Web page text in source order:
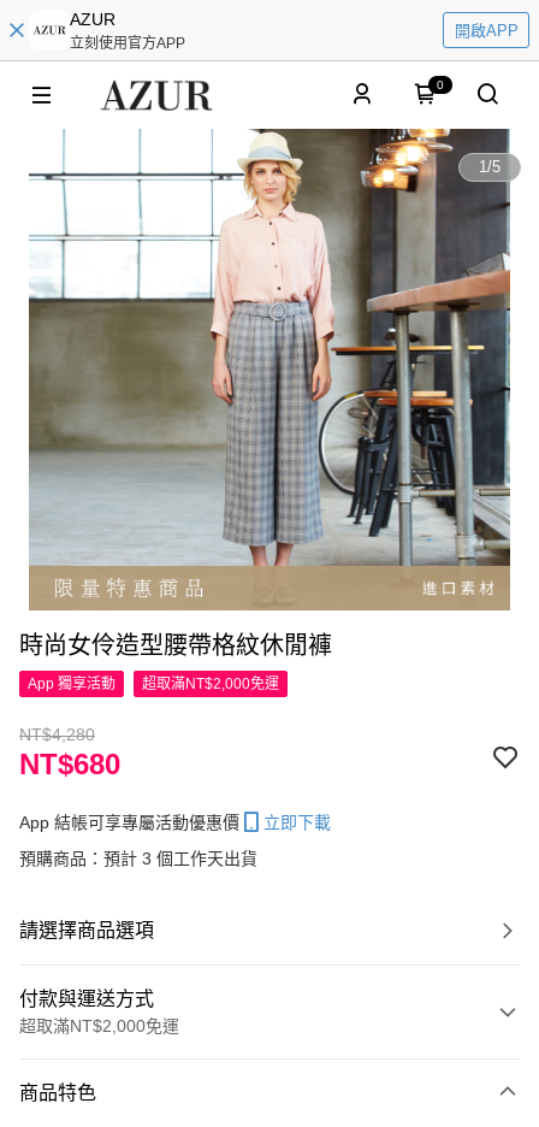
AZUR
立刻使用官方APP
開啟APP
0
1/5
時尚女伶造型腰帶格紋休閒褲
App 獨享活動 超取滿NT$2,000免運
NT$4,280
NT$680
App 結帳可享專屬活動優惠價
立即下載
預購商品：預計 3 個工作天出貨
請選擇商品選項
付款與運送方式
超取滿NT$2,000免運
信用卡一次付款
商品特色